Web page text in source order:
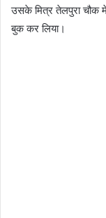
उसके मित्र तेलपुरा चौक
बुक कर लिया।